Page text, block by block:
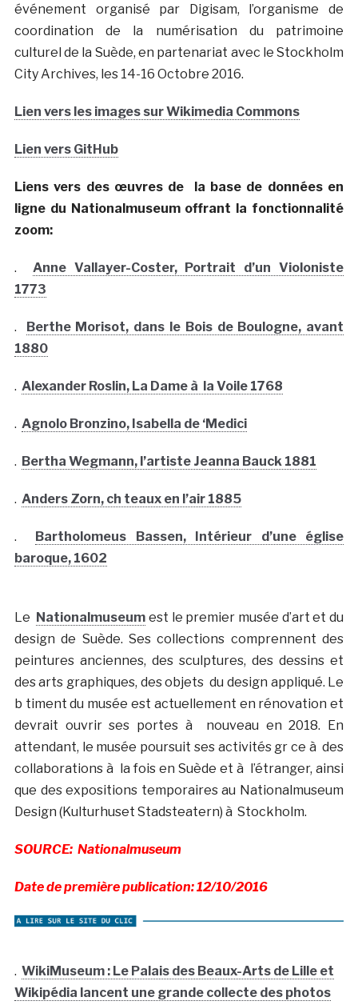
événement organisé par Digisam, l’organisme de
coordination de la numérisation du patrimoine
culturel de la Suède, en partenariat avec le Stockholm
City Archives, les 14-16 Octobre 2016.
Lien vers les images sur Wikimedia Commons
Lien vers GitHub
Liens vers des œuvres de la base de données en
ligne du Nationalmuseum offrant la fonctionnalité
zoom:
. Anne Vallayer-Coster, Portrait d’un Violoniste
1773
. Berthe Morisot, dans le Bois de Boulogne, avant
1880
. Alexander Roslin, La Dame à la Voile 1768
. Agnolo Bronzino, Isabella de ‘Medici
. Bertha Wegmann, l’artiste Jeanna Bauck 1881
. Anders Zorn, ch teaux en l’air 1885
. Bartholomeus Bassen, Intérieur d’une église
baroque, 1602
Le Nationalmuseum est le premier musée d’art et du
design de Suède. Ses collections comprennent des
peintures anciennes, des sculptures, des dessins et
des arts graphiques, des objets du design appliqué. Le
b timent du musée est actuellement en rénovation et
devrait ouvrir ses portes à nouveau en 2018. En
attendant, le musée poursuit ses activités gr ce à des
collaborations à la fois en Suède et à l’étranger, ainsi
que des expositions temporaires au Nationalmuseum
Design (Kulturhuset Stadsteatern) à Stockholm.
SOURCE: Nationalmuseum
Date de première publication: 12/10/2016
. WikiMuseum : Le Palais des Beaux-Arts de Lille et
Wikipédia lancent une grande collecte des photos